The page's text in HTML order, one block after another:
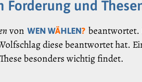
und
von WEN WÄHLEN? beantwortet.
diese beantwortet hat.
besonders wichtig findet.